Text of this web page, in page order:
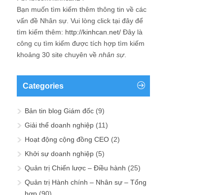
Bạn muốn tìm kiếm thêm thông tin về các
vấn đề Nhân sự . Vui lòng click tại đây để
tìm kiếm thêm: http://kinhcan.net/ Đây là
công cụ tìm kiếm được tích hợp tìm kiếm
khoảng 30 site chuyên về nhân sự.
Categories
Bản tin blog Giám đốc (9)
Giải thể doanh nghiệp (11)
Hoạt động cộng đồng CEO (2)
Khởi sự doanh nghiệp (5)
Quản trị Chiến lược – Điều hành (25)
Quản trị Hành chính – Nhân sự – Tổng
hợp (90)